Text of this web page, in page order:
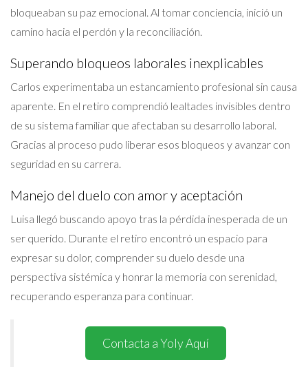
bloqueaban su paz emocional. Al tomar conciencia, inició un
camino hacia el perdón y la reconciliación.
Superando bloqueos laborales inexplicables
Carlos experimentaba un estancamiento profesional sin causa
aparente. En el retiro comprendió lealtades invisibles dentro
de su sistema familiar que afectaban su desarrollo laboral.
Gracias al proceso pudo liberar esos bloqueos y avanzar con
seguridad en su carrera.
Manejo del duelo con amor y aceptación
Luisa llegó buscando apoyo tras la pérdida inesperada de un
ser querido. Durante el retiro encontró un espacio para
expresar su dolor, comprender su duelo desde una
perspectiva sistémica y honrar la memoria con serenidad,
recuperando esperanza para continuar.
Contacta a Yoly Aquí